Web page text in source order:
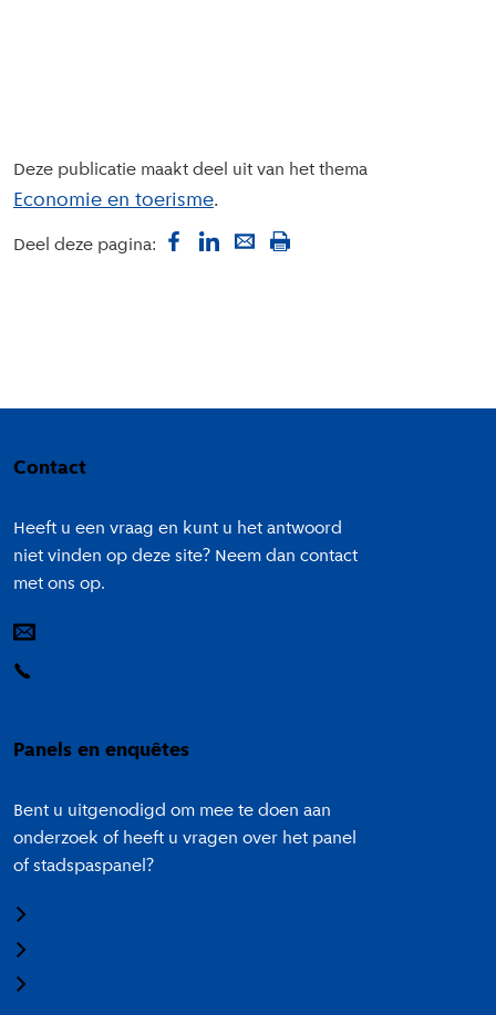
Deze publicatie maakt deel uit van het thema
Economie en toerisme
Deel deze pagina:
Contact
Heeft u een vraag en kunt u het antwoord
niet vinden op deze site? Neem dan contact
met ons op.
Panels en enquêtes
Bent u uitgenodigd om mee te doen aan
onderzoek of heeft u vragen over het panel
of stadspaspanel?